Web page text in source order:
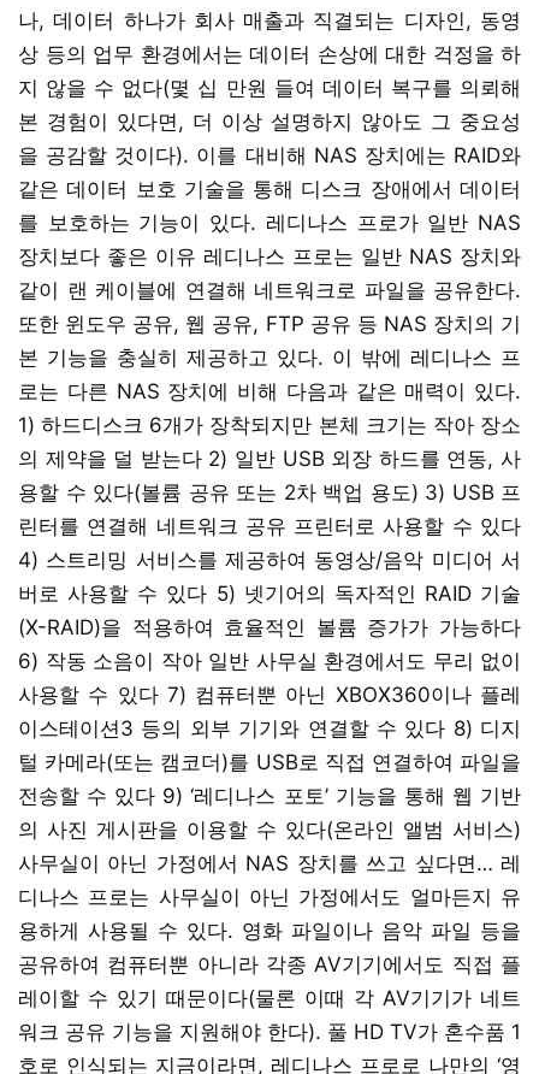
나, 데이터 하나가 회사 매출과 직결되는 디자인, 동영
상 등의 업무 환경에서는 데이터 손상에 대한 걱정을 하
지 않을 수 없다(몇 십 만원 들여 데이터 복구를 의뢰해
본 경험이 있다면, 더 이상 설명하지 않아도 그 중요성
을 공감할 것이다). 이를 대비해 NAS 장치에는 RAID와
같은 데이터 보호 기술을 통해 디스크 장애에서 데이터
를 보호하는 기능이 있다. 레디나스 프로가 일반 NAS
장치보다 좋은 이유 레디나스 프로는 일반 NAS 장치와
같이 랜 케이블에 연결해 네트워크로 파일을 공유한다.
또한 윈도우 공유, 웹 공유, FTP 공유 등 NAS 장치의 기
본 기능을 충실히 제공하고 있다. 이 밖에 레디나스 프
로는 다른 NAS 장치에 비해 다음과 같은 매력이 있다.
1) 하드디스크 6개가 장착되지만 본체 크기는 작아 장소
의 제약을 덜 받는다 2) 일반 USB 외장 하드를 연동, 사
용할 수 있다(볼륨 공유 또는 2차 백업 용도) 3) USB 프
린터를 연결해 네트워크 공유 프린터로 사용할 수 있다
4) 스트리밍 서비스를 제공하여 동영상/음악 미디어 서
버로 사용할 수 있다 5) 넷기어의 독자적인 RAID 기술
(X-RAID)을 적용하여 효율적인 볼륨 증가가 가능하다
6) 작동 소음이 작아 일반 사무실 환경에서도 무리 없이
사용할 수 있다 7) 컴퓨터뿐 아닌 XBOX360이나 플레
이스테이션3 등의 외부 기기와 연결할 수 있다 8) 디지
털 카메라(또는 캠코더)를 USB로 직접 연결하여 파일을
전송할 수 있다 9) ‘레디나스 포토’ 기능을 통해 웹 기반
의 사진 게시판을 이용할 수 있다(온라인 앨범 서비스)
사무실이 아닌 가정에서 NAS 장치를 쓰고 싶다면… 레
디나스 프로는 사무실이 아닌 가정에서도 얼마든지 유
용하게 사용될 수 있다. 영화 파일이나 음악 파일 등을
공유하여 컴퓨터뿐 아니라 각종 AV기기에서도 직접 플
레이할 수 있기 때문이다(물론 이때 각 AV기기가 네트
워크 공유 기능을 지원해야 한다). 풀 HD TV가 혼수품 1
호로 인식되는 지금이라면, 레디나스 프로로 나만의 ‘영